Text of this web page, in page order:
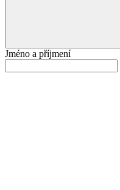
Jméno a příjmení